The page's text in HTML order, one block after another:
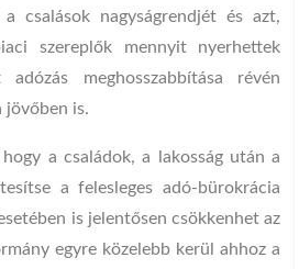
csalások nagyságrendjét és azt,
szereplők mennyit nyerhettek
meghosszabbítása révén
jövőben is.
a családok, a lakosság után a
a felesleges adó-bürokrácia
is jelentősen csökkenhet az
egyre közelebb kerül ahhoz a